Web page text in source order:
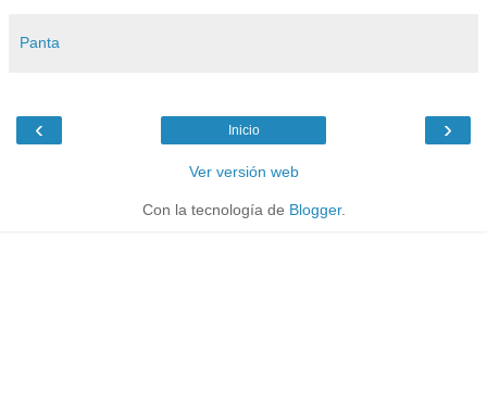
Panta
‹ ›
Inicio
Ver versión web
Con la tecnología de Blogger.